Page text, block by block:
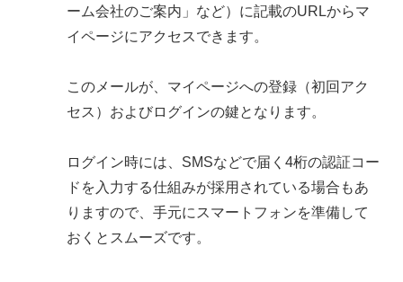
ーム会社のご案内」など）に記載のURLからマ
イページにアクセスできます。
このメールが、マイページへの登録（初回アク
セス）およびログインの鍵となります。
ログイン時には、SMSなどで届く4桁の認証コー
ドを入力する仕組みが採用されている場合もあ
りますので、手元にスマートフォンを準備して
おくとスムーズです。